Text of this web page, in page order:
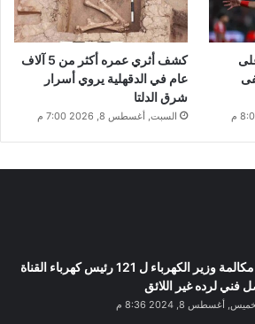
كشف أثري عمره أكثر من 5 آلاف
عام في الدقهلية يروي أسرار
شرق الدلتا
السبت, أغسطس 8, 2026 7:00 م
بعد مكالمة وزير الكهرباء ل 121 رئيس كهرباء القناة
فني لرده غير اللائق
أغسطس 8, 2024 8:36 م